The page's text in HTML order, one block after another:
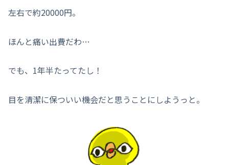
左右で約20000円。
ほんと痛い出費だわ…
でも、1年半たってたし！
目を清潔に保ついい機会だと思うことにしようっと。